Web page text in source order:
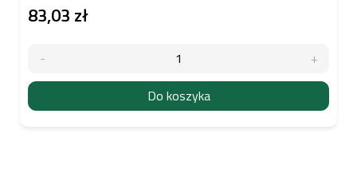
83,03 zł
Do koszyka